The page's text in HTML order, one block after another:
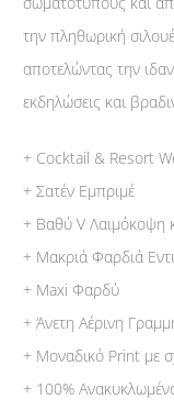
την πληθωρική
αποτελώντας την
εκδηλώσεις και
+ Cocktail & Resort
+ Σατέν Εμπριμέ
+ Βαθύ V Λαιμόκοψη
+ Μακριά Φαρδιά
+ Maxi Φαρδύ
+ Άνετη Αέρινη
+ Μοναδικό Print με
+ 100%